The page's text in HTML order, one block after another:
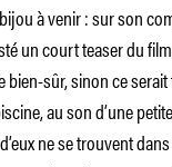
à venir : sur son
un court teaser du
sûr, sinon ce
au son d’une
ne se trouvent